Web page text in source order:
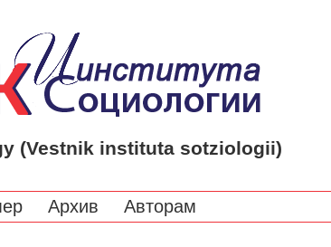
(Vestnik instituta sotziologii)
Архив Авторам